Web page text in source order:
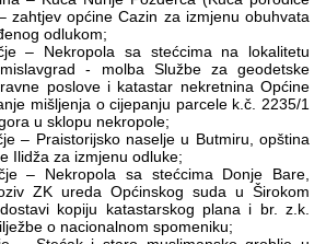
zahtjev općine Cazin za izmjenu obuhvata
odlukom;
– Nekropola sa stećcima na lokalitetu
- molba Službe za geodetske
poslove i katastar nekretnina Općine
mišljenja o cijepanju parcele k.č. 2235/1
u sklopu nekropole;
– Praistorijsko naselje u Butmiru, opština
Ilidža za izmjenu odluke;
– Nekropola sa stećcima Donje Bare,
ZK ureda Općinskog suda u Širokom
kopiju katastarskog plana i br. z.k.
o nacionalnom spomeniku;